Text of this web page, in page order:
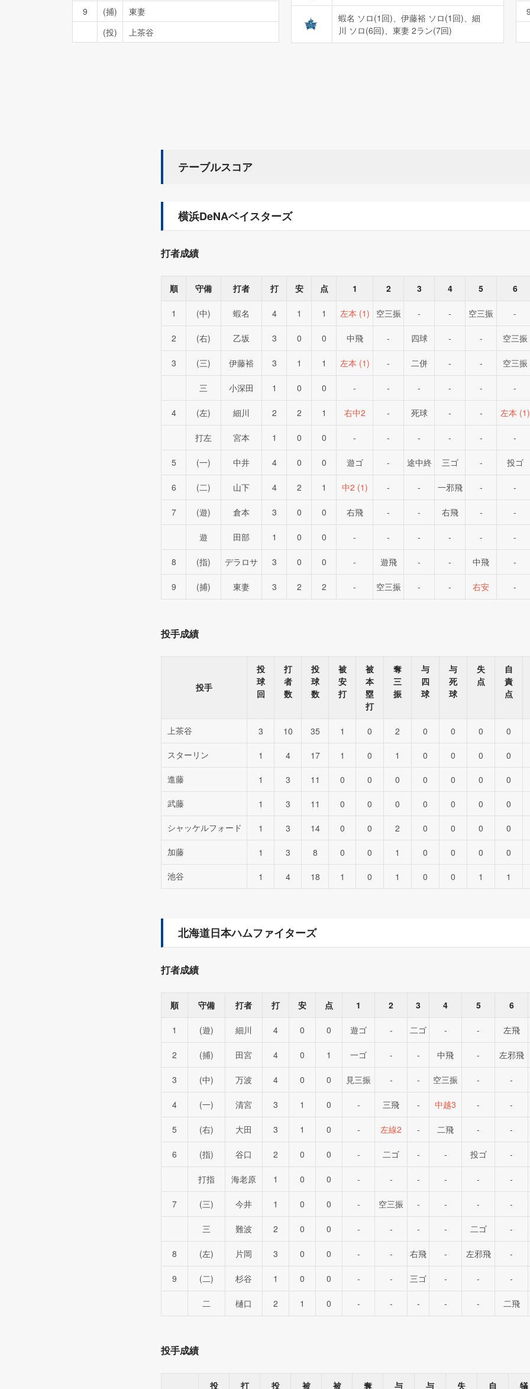
9
(捕)
東妻
(投)
上茶谷
蝦名 ソロ(1回)、伊藤裕 ソロ(1回)、細
川 ソロ(6回)、東妻 2ラン(7回)
9
テーブルスコア
横浜DeNAベイスターズ
打者成績
順 守備 打者 打 安 点 1 2 3 4 5 6
1 (中) 蝦名 4 1 1 左本 (1) 空三振 - - 空三振 -
2 (右) 乙坂 3 0 0 中飛 - 四球 - - 空三振
3 (三) 伊藤裕 3 1 1 左本 (1) - 二併 - - 空三振
三 小深田 1 0 0 - - - - - -
4 (左) 細川 2 2 1 右中2 - 死球 - - 左本 (1)
打左 宮本 1 0 0 - - - - - -
5 (一) 中井 4 0 0 遊ゴ - 途中終 三ゴ - 投ゴ
6 (二) 山下 4 2 1 中2 (1) - - 一邪飛 - -
7 (遊) 倉本 3 0 0 右飛 - - 右飛 - -
遊 田部 1 0 0 - - - - - -
8 (指) デラロサ 3 0 0 - 遊飛 - - 中飛 -
9 (捕) 東妻 3 2 2 - 空三振 - - 右安 -
投手成績
投手
投
球
回
打
者
数
投
球
数
被
安
打
被
本
塁
打
奪
三
振
与
四
球
与
死
球
失
点
自
責
点
上茶谷 3 10 35 1 0 2 0 0 0 0
スターリン
1 4 17 1 0 1 0 0 0 0
進藤
1 3 11 0 0 0 0 0 0 0
武藤
1 3 11 0 0 0 0 0 0 0
シャッケルフォード
1 3 14 0 0 2 0 0 0 0
加藤
1 3 8 0 0 1 0 0 0 0
池谷
1 4 18 1 0 1 0 0 1 1
北海道日本ハムファイターズ
打者成績
順 守備 打者 打 安 点 1 2 3 4 5 6
1 (遊) 細川 4 0 0 遊ゴ - 二ゴ - - 左飛
2 (捕) 田宮 4 0 1 一ゴ - - 中飛 - 左邪飛
3 (中) 万波 4 0 0 見三振 - - 空三振 - -
4 (一) 清宮 3 1 0 - 三飛 - 中越3 - -
5 (右) 大田 3 1 0 - 左線2 - 二飛 - -
6 (指) 谷口 2 0 0 - 二ゴ - - 投ゴ -
打指 海老原 1 0 0 - - - - - -
7 (三) 今井 1 0 0 - 空三振 - - - -
三 難波 2 0 0 - - - - 二ゴ -
8 (左) 片岡 3 0 0 - - 右飛 - 左邪飛 -
9 (二) 杉谷 1 0 0 - - 三ゴ - - -
二 樋口 2 1 0 - - - - - 二飛
投手成績
投 打 投 被 被 奪 与 与 失 自 犠